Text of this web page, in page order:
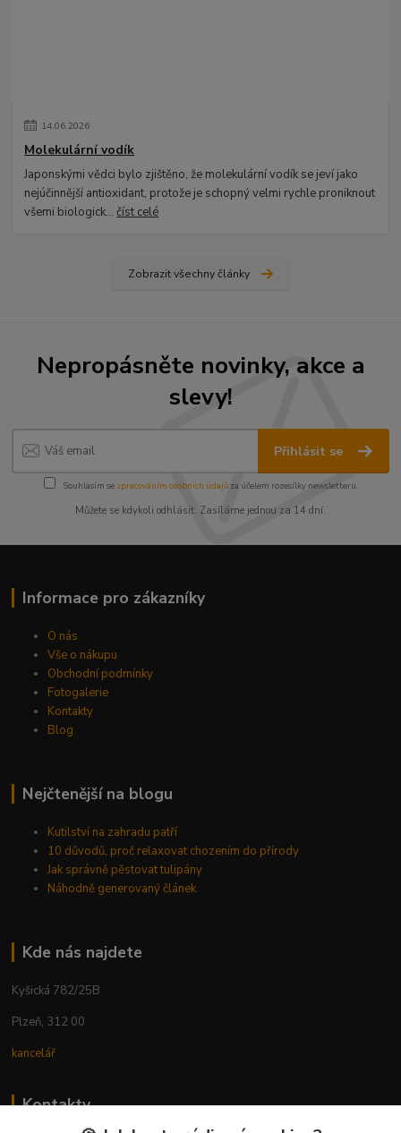
14.06.2026
Molekulární vodík
Japonskými vědci bylo zjištěno, že molekulární vodík se jeví jako
nejúčinnější antioxidant, protože je schopný velmi rychle proniknout
všemi biologick...číst celé
Zobrazit všechny články
Nepropásněte novinky, akce a
slevy!
Přihlásit se
Souhlasím se zpracováním osobních údajůza účelem rozesílky newsletteru.
Můžete se kdykoli odhlásit. Zasíláme jednou za 14 dní.
Informace pro zákazníky
O nás
Vše o nákupu
Obchodní podmínky
Fotogalerie
Kontakty
Blog
Nejčtenější na blogu
Kutilství na zahradu patří
10 důvodů, proč relaxovat chozením do přírody
Jak správně pěstovat tulipány
Náhodně generovaný článek
Kde nás najdete
Kyšická 782/25B
Plzeň, 312 00
kancelář
Kontakty